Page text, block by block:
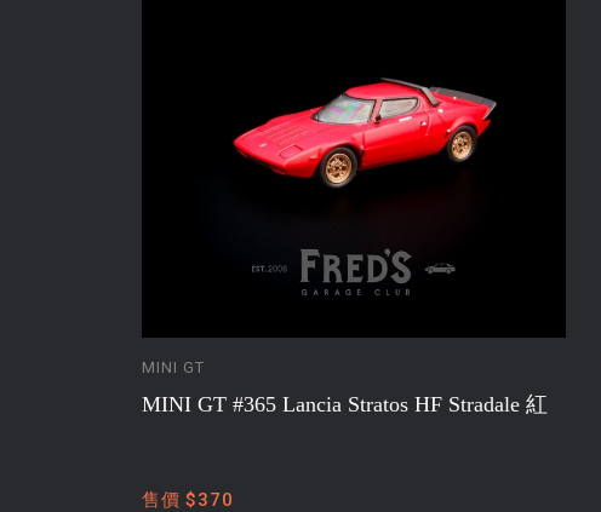
MINI GT
MINI GT #365 Lancia Stratos HF Stradale 紅
售價 $370